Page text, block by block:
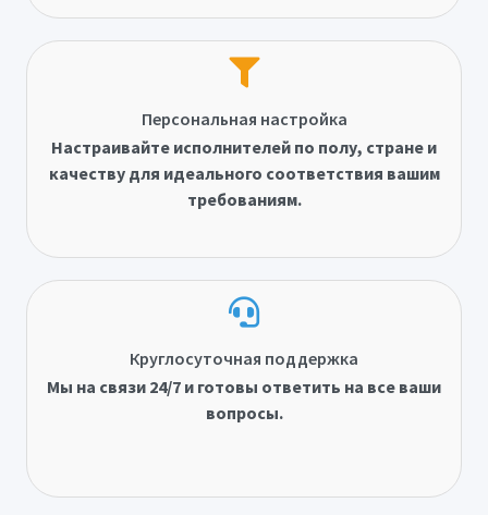
Персональная настройка
Настраивайте исполнителей по полу, стране и
качеству для идеального соответствия вашим
требованиям.
Круглосуточная поддержка
Мы на связи 24/7 и готовы ответить на все ваши
вопросы.